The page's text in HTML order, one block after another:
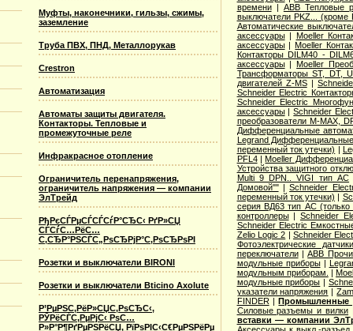
Муфты, наконечники, гильзы, сжимы,
заземление
Труба ПВХ, ПНД, Металлорукав
Crestron
Автоматизация
Автоматы защиты двигателя.
Контакторы. Тепловые и
промежуточные реле
Инфракрасное отопление
Ограничитель перенапряжения,
ограничитель напряжения — компании
ЭлТрейд
РђРєСЃРµСЃСЃСѓР°СЂС‹ РґР»СЏ
СЃСѓС…РёС…
С‚СЂР°РЅСЃС„РѕСЂРјР°С‚РѕСЂРѕРІ
Розетки и выключатели BIRONI
Розетки и выключатели Bticino Axolute
Р’РµРЅС‚РёР»СЏС‚РѕСЂС‹,
РЎРёСЃС‚РµРјС‹ РѕС…
Р»Р°Р¶РґРµРЅРёСЏ, РїРѕРІС‹С€РµРЅРёРµ
времени| ABB Тепловые
выключатели PKZ... (кроме
Автоматические
аксессуары| Moeller
аксессуары|Moeller
Контакторы DILM40 -
аксессуары|Moeller
Трансформаторы ST, DT,
двигателей Z-MS|
Schneider Electric
Schneider Electric
аксессуары|Schneider
преобразователи M-MAX,
Дифференциальные
Legrand
переменный ток утечки) |
PFL4|Moeller
Устройства защитного
Multi 9 DPN.. VIGI тип AС
Домовой""|Schneider
переменный ток утечки) |
серия ВД63 тип АС (только
контроллеры| Schneider
Schneider Electric
Zelio Logic 2 | Schneider
Фотоэлектрические датчики
переключатели|ABB
модульные приборы|
модульным приборам.
|
модульные приборы |
указатели напряжения |
FINDER|Промышленные
Cиловые разъемы и вилки
вставки — компании